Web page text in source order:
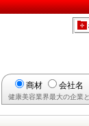
商材 会社名
健康美容業界最大の企業